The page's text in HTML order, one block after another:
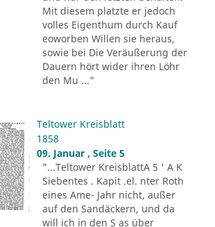
Mit diesem platzte er jedoch
volles Eigenthum durch Kauf
eoworben Willen sie heraus,
sowie bei Die Veräußerung der
Dauern hört wider ihren Löhr
den Mu ..."
Teltower Kreisblatt
1858
09. Januar , Seite 5
"...Teltower KreisblattA 5 ' A K
Siebentes . Kapit .el. nter Roth
eines Ame- Jahr nicht, außer
auf den Sandäckern, und da
will ich in den S as über